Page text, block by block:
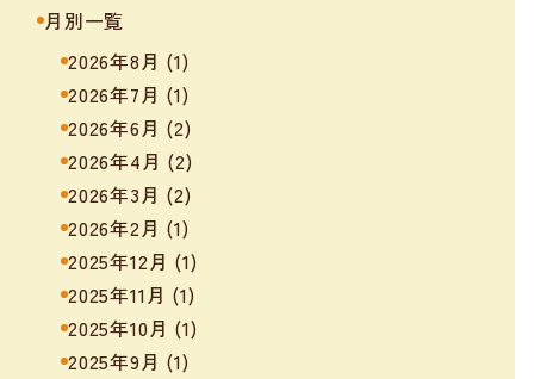
月別一覧
2026年8月 (1)
2026年7月 (1)
2026年6月 (2)
2026年4月 (2)
2026年3月 (2)
2026年2月 (1)
2025年12月 (1)
2025年11月 (1)
2025年10月 (1)
2025年9月 (1)